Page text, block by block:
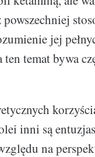
jej
temat bywa
inni są
na